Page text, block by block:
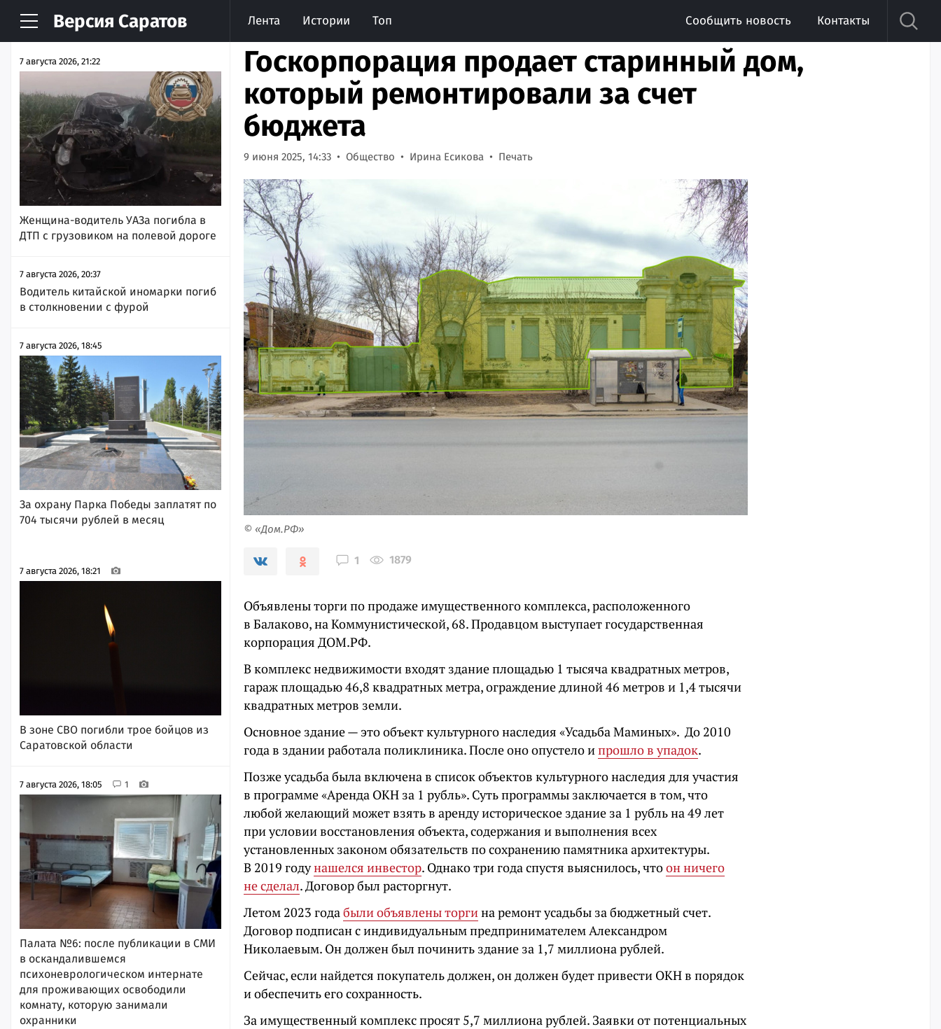
Версия Саратов Лента Истории Топ Сообщить новость Контакты
НОВОСТИ АРХИВ
7 августа 2026, 21:22
Женщина-водитель УАЗа погибла в
ДТП с грузовиком на полевой дороге
7 августа 2026, 20:37
Водитель китайской иномарки погиб
в столкновении с фурой
7 августа 2026, 18:45
За охрану Парка Победы заплатят по
704 тысячи рублей в месяц
7 августа 2026, 18:21
В зоне СВО погибли трое бойцов из
Саратовской области
7 августа 2026, 18:05 1
Палата №6: после публикации в СМИ
в оскандалившемся
психоневрологическом интернате
для проживающих освободили
комнату, которую занимали
охранники
Госкорпорация продает старинный дом,
который ремонтировали за счет
бюджета
9 июня 2025, 14:33 Общество Ирина Есикова Печать
© «Дом.РФ»
1 1879
Объявлены торги по продаже имущественного комплекса, расположенного
в Балаково, на Коммунистической, 68. Продавцом выступает государственная
корпорация ДОМ.РФ.
В комплекс недвижимости входят здание площадью 1 тысяча квадратных метров,
гараж площадью 46,8 квадратных метра, ограждение длиной 46 метров и 1,4 тысячи
квадратных метров земли.
Основное здание — это объект культурного наследия «Усадьба Маминых». До 2010
года в здании работала поликлиника. После оно опустело ипрошло в упадок.
Позже усадьба была включена в список объектов культурного наследия для участия
в программе «Аренда ОКН за 1 рубль». Суть программы заключается в том, что
любой желающий может взять в аренду историческое здание за 1 рубль на 49 лет
при условии восстановления объекта, содержания и выполнения всех
установленных законом обязательств по сохранению памятника архитектуры.
В 2019 годунашелся инвестор. Однако три года спустя выяснилось, чтоон ничего
не сделал. Договор был расторгнут.
Летом 2023 годабыли объявлены торгина ремонт усадьбы за бюджетный счет.
Договор подписан с индивидуальным предпринимателем Александром
Николаевым. Он должен был починить здание за 1,7 миллиона рублей.
Сейчас, если найдется покупатель должен, он должен будет привести ОКН в порядок
и обеспечить его сохранность.
За имущественный комплекс просят 5,7 миллиона рублей. Заявки от потенциальных